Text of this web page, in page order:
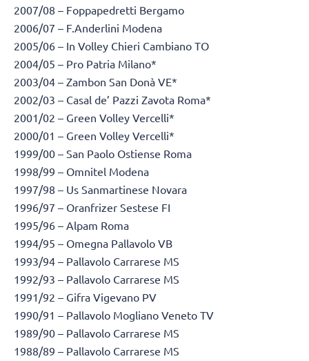
2007/08 – Foppapedretti Bergamo
2006/07 – F.Anderlini Modena
2005/06 – In Volley Chieri Cambiano TO
2004/05 – Pro Patria Milano*
2003/04 – Zambon San Donà VE*
2002/03 – Casal de’ Pazzi Zavota Roma*
2001/02 – Green Volley Vercelli*
2000/01 – Green Volley Vercelli*
1999/00 – San Paolo Ostiense Roma
1998/99 – Omnitel Modena
1997/98 – Us Sanmartinese Novara
1996/97 – Oranfrizer Sestese FI
1995/96 – Alpam Roma
1994/95 – Omegna Pallavolo VB
1993/94 – Pallavolo Carrarese MS
1992/93 – Pallavolo Carrarese MS
1991/92 – Gifra Vigevano PV
1990/91 – Pallavolo Mogliano Veneto TV
1989/90 – Pallavolo Carrarese MS
1988/89 – Pallavolo Carrarese MS